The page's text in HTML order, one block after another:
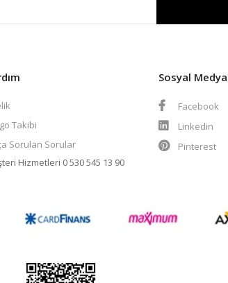
Takibi
Sorulan Sorular
Hizmetleri 0 530 545 13 90
Sosyal Medya
Facebook
Linkedin
Pinterest